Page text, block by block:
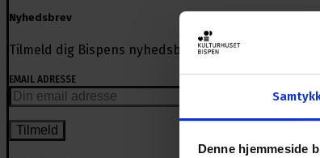
Denne hjemmeside
Nyhedsbrev
Tilmeld dig Bispens nyhedsbrev og få nyheder om
EMAIL ADRESSE